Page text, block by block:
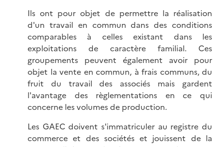
Ils ont pour objet de permettre la réalisation
d'un travail en commun dans des conditions
comparables à celles existant dans les
exploitations de caractère familial. Ces
groupements peuvent également avoir pour
objet la vente en commun, à frais communs, du
fruit du travail des associés mais gardent
l'avantage des règlementations en ce qui
concerne les volumes de production.
Les GAEC doivent s'immatriculer au registre du
commerce et des sociétés et jouissent de la